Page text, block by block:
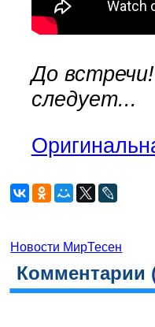
До
следует...
Новости МирТесен
Комментарии